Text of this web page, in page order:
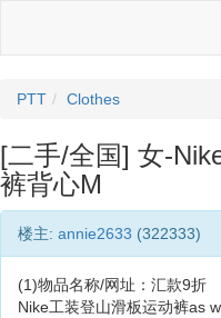
PTT Clothes
[二手/全国] 女-
裤背心M
楼主: annie2633 (322333)
(1)物品名称/网址：汇款9折
Nike工装登山滑板运动裤as